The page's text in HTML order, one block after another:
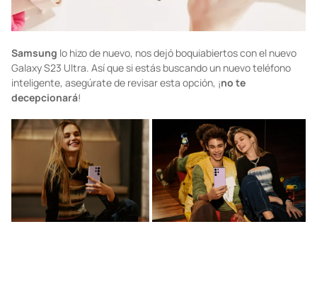
Samsung lo hizo de nuevo, nos dejó boquiabiertos con el nuevo
Galaxy S23 Ultra. Así que si estás buscando un nuevo teléfono
inteligente, asegúrate de revisar esta opción, ¡no te
decepcionará!